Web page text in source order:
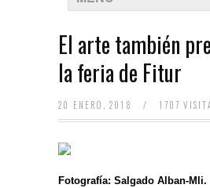
El arte también
la feria de Fitur
20 ENERO, 2018 / 1707
Fotografía: Salgado Alban-Mli.